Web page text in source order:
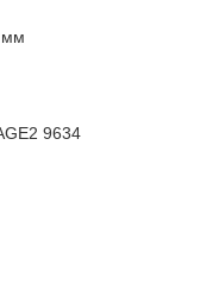
мм
9634